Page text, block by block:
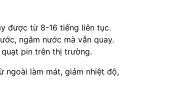
được từ 8-16 tiếng liên tục.
ngâm nước mà vẫn quay.
pin trên thị trường.
ngoài làm mát, giảm nhiệt độ,